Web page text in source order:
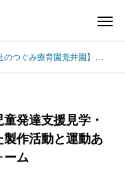
療育園荒井園】児童発達支援見学・体験会 ～秋の自然物を使った製作活動と運動あそび～イベントお申し込みフォーム
発達支援見学・
作活動と運動あ
ーム